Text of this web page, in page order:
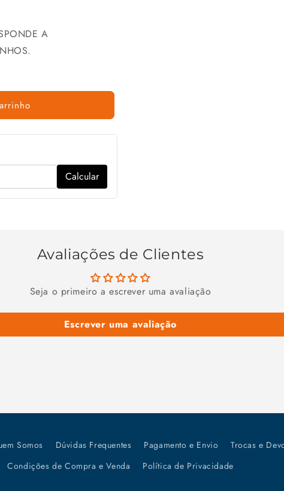
A
Calcular
Avaliações de Clientes
Seja o primeiro a escrever uma avaliação
Escrever uma avaliação
Somos Dúvidas Frequentes Pagamento e Envio
Trocas e
Condições de Compra e Venda
Política de Privacidade